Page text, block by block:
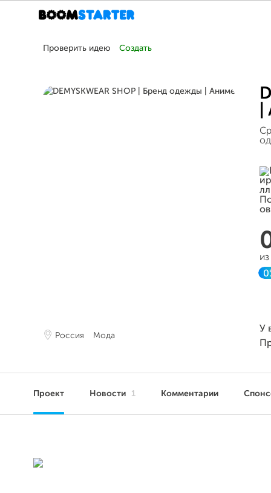
Проверить идею Создать
Россия Мода
У
Проект Новости 1 Комментарии